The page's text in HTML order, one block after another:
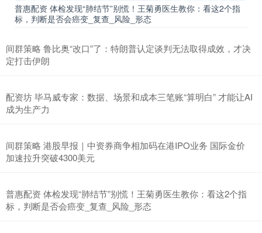
普惠配资 体检发现“肺结节”别慌！王菊勇医生教你：看这2个指
标，判断是否会癌变_复查_风险_形态
间群策略 鲁比奥“改口”了：特朗普认定谈判无法取得成效，才决
定打击伊朗
配资坊 毕马威专家：数据、场景和成本三笔账“算明白” 才能让AI
成为生产力
间群策略 港股早报｜中资券商争相加码在港IPO业务 国际金价
加速拉升突破4300美元
普惠配资 体检发现“肺结节”别慌！王菊勇医生教你：看这2个指
标，判断是否会癌变_复查_风险_形态